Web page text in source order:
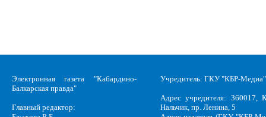
Электронная газета "Кабардино-
Балкарская правда"
Главный редактор:
Учредитель: ГКУ "КБР-Медиа"
Адрес учредителя: 360017,
Нальчик, пр. Ленина, 5